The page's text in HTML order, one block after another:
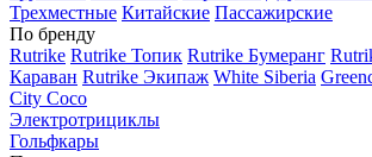
Трехместные Китайские Пассажирские
По бренду
Rutrike Rutrike Топик Rutrike Бумеранг
Караван Rutrike Экипаж White Siberia
City Coco
Электротрициклы
Гольфкары